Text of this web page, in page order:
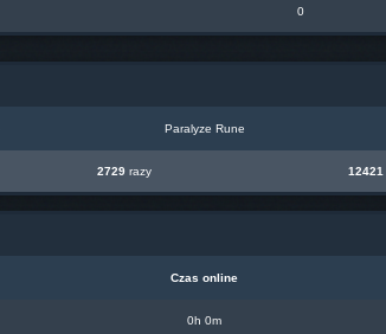
0
Paralyze Rune
2729razy 12421
Czas online
0h 0m